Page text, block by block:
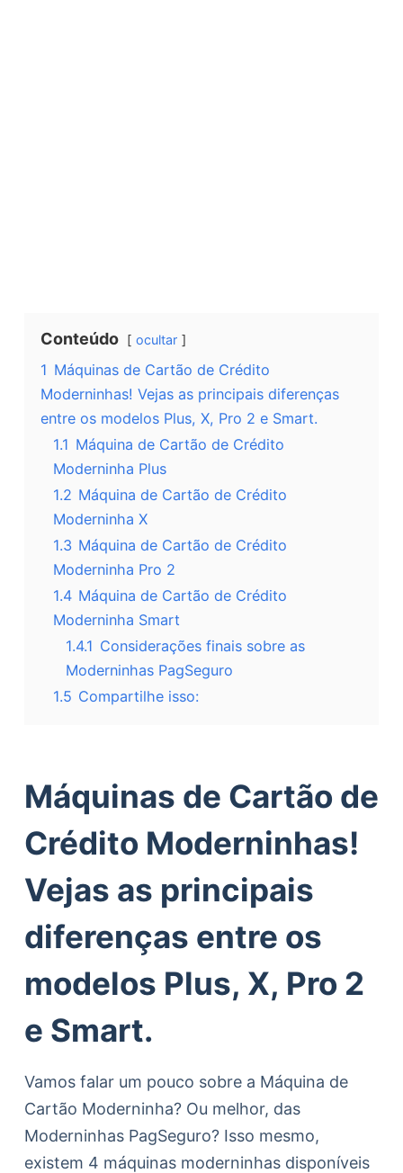
Conteúdo ocultar
1 Máquinas de Cartão de Crédito
Moderninhas! Vejas as principais diferenças
entre os modelos Plus, X, Pro 2 e Smart.
1.1 Máquina de Cartão de Crédito
Moderninha Plus
1.2 Máquina de Cartão de Crédito
Moderninha X
1.3 Máquina de Cartão de Crédito
Moderninha Pro 2
1.4 Máquina de Cartão de Crédito
Moderninha Smart
1.4.1 Considerações finais sobre as
Moderninhas PagSeguro
1.5 Compartilhe isso:
Máquinas de Cartão de
Crédito Moderninhas!
Vejas as principais
diferenças entre os
modelos Plus, X, Pro 2
e Smart.
Vamos falar um pouco sobre a Máquina de
Cartão Moderninha? Ou melhor, das
Moderninhas PagSeguro? Isso mesmo,
existem 4 máquinas moderninhas disponíveis